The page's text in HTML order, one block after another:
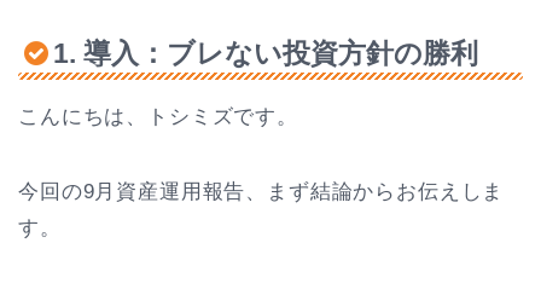
1. 導入：ブレない投資方針の勝利
こんにちは、トシミズです。
今回の9月資産運用報告、まず結論からお伝えしま
す。